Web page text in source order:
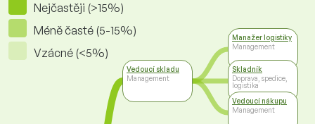
Nejčastěji (>15%)
Méně časté (5-15%)
Vzácné (<5%)
Vedoucí skladu
Management
Manažer logistiky
Management
Skladník
Doprava, spedice,
logistika
Vedoucí nákupu
Management